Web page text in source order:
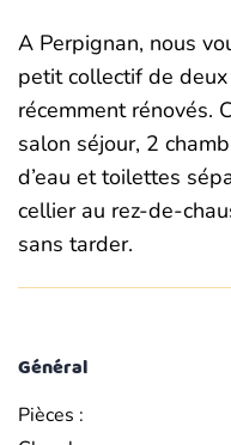
A Perpignan, nous
petit collectif de
récemment rénovés.
salon séjour, 2
d’eau et toilettes
cellier au rez-de-
sans tarder.
Général
Pièces :